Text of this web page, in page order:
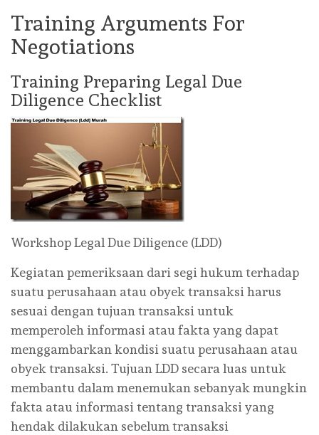
Training Arguments For
Negotiations
Training Preparing Legal Due
Diligence Checklist
Workshop Legal Due Diligence (LDD)
Kegiatan pemeriksaan dari segi hukum terhadap
suatu perusahaan atau obyek transaksi harus
sesuai dengan tujuan transaksi untuk
memperoleh informasi atau fakta yang dapat
menggambarkan kondisi suatu perusahaan atau
obyek transaksi. Tujuan LDD secara luas untuk
membantu dalam menemukan sebanyak mungkin
fakta atau informasi tentang transaksi yang
hendak dilakukan sebelum transaksi